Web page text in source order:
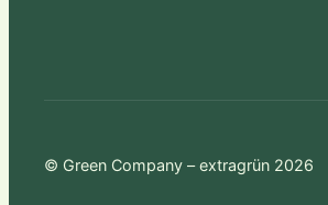
© Green Company – extragrün 2026